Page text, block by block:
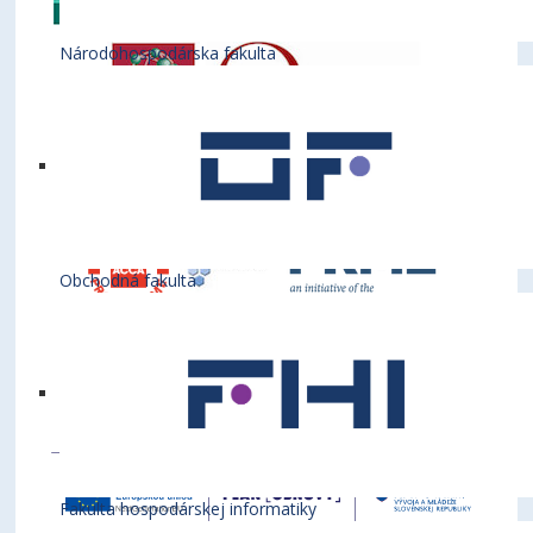
Národohospodárska fakulta
Obchodná fakulta
Fakulta hospodárskej informatiky